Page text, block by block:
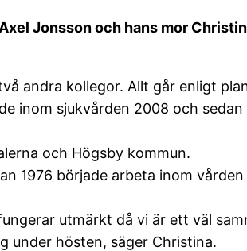
Jonsson och hans mor
andra kollegor. Allt går enligt
inom sjukvården 2008 och
och Högsby kommun.
1976 började arbeta inom
utmärkt då vi är ett väl
under hösten, säger Christina.